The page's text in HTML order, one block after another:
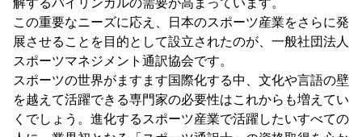
解するバイリンガルの需要が高まっています。
この重要なニーズに応え、日本のスポーツ産業をさらに発
展させることを目的として設立されたのが、一般社団法人
スポーツマネジメント通訳協会です。
スポーツの世界がますます国際化する中、文化や言語の壁
を越えて活躍できる専門家の必要性はこれからも増えてい
くでしょう。進化するスポーツ産業で活躍したいすべての